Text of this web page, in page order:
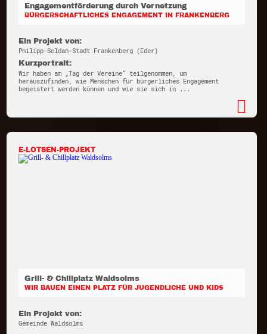
Engagementförderung durch Vernetzung
BÜRGERSCHAFTLICHES ENGAGEMENT IN FRANKENBERG
Ein Projekt von:
Philipp-Soldan-Stadt Frankenberg (Eder)
Kurzportrait:
Wir haben am „Tag der Vereine“ teilgenommen, um
herauszufinden, wie Menschen für bürgerliches Engagement
begeistert werden können und wie sie sich in ...
E-LOTSEN-PROJEKT
Grill- & Chillplatz Waldsolms
WIR BAUEN EINEN PLATZ FÜR JUGENDLICHE UND KIDS
Ein Projekt von:
Gemeinde Waldsolms